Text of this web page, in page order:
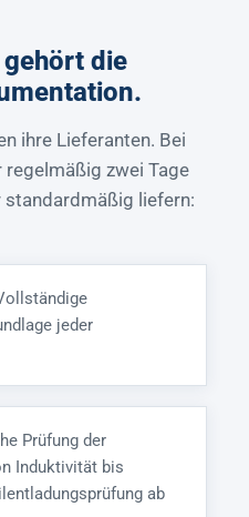
die
ihre Lieferanten. Bei
regelmäßig zwei Tage
standardmäßig liefern:
jeder
Prüfung der
Induktivität bis
ab